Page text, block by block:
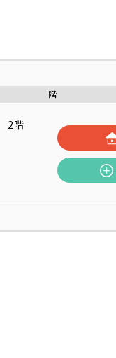
階
2階